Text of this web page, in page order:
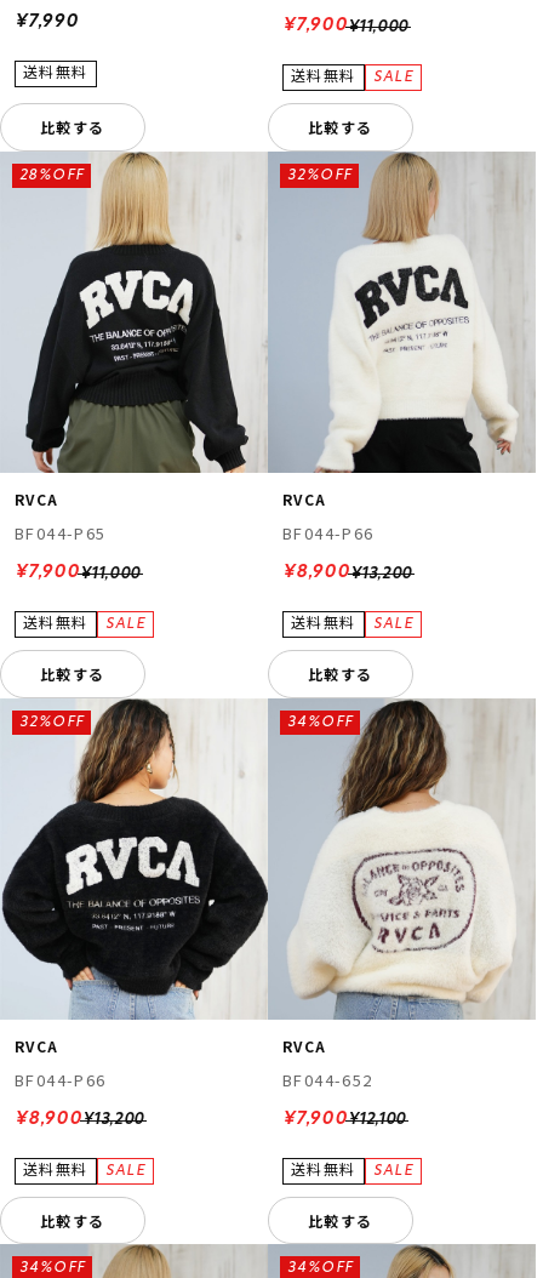
¥7,990
比較する
¥11,000
¥7,900
比較する
RVCA
BF044-P65
¥11,000
28%OFF
¥7,900
比較する
RVCA
BF044-P66
¥13,200
32%OFF
¥8,900
比較する
RVCA
BF044-P66
¥13,200
32%OFF
¥8,900
比較する
RVCA
BF044-652
¥12,100
34%OFF
¥7,900
比較する
34%OFF 34%OFF